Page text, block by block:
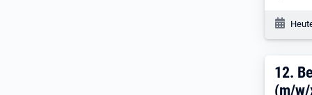
12.
12.
(m/